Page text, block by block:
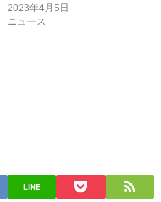
2023年4月5日
ニュース
LINE